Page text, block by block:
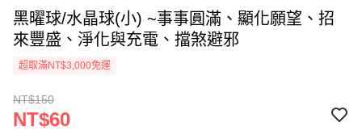
黑曜球/水晶球(小) ~事事圓滿、顯化願望、招
來豐盛、淨化與充電、擋煞避邪
超取滿NT$3,000免運
NT$150
NT$60